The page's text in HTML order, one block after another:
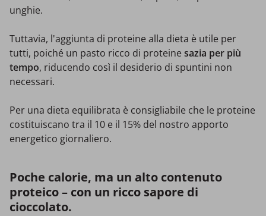
unghie.
Tuttavia, l'aggiunta di proteine alla dieta è utile per
tutti, poiché un pasto ricco di proteine sazia per più
tempo, riducendo così il desiderio di spuntini non
necessari.
Per una dieta equilibrata è consigliabile che le proteine
costituiscano tra il 10 e il 15% del nostro apporto
energetico giornaliero.
Poche calorie, ma un alto contenuto
proteico – con un ricco sapore di
cioccolato.